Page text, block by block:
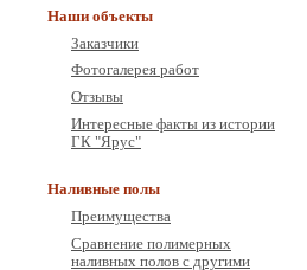
Наши объекты
Заказчики
Фотогалерея работ
Отзывы
Интересные факты из истории
ГК "Ярус"
Наливные полы
Преимущества
Сравнение полимерных
наливных полов с другими